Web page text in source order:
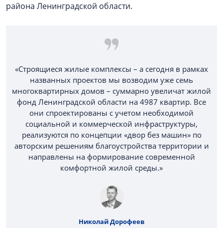
района Ленинградской области.
«Строящиеся жилые комплексы – а сегодня в рамках
названных проектов мы возводим уже семь
многоквартирных домов – суммарно увеличат жилой
фонд Ленинградской области на 4987 квартир. Все
они спроектированы с учетом необходимой
социальной и коммерческой инфраструктуры,
реализуются по концепции «двор без машин» по
авторским решениям благоустройства территории и
направлены на формирование современной
комфортной жилой среды.»
Николай Дорофеев